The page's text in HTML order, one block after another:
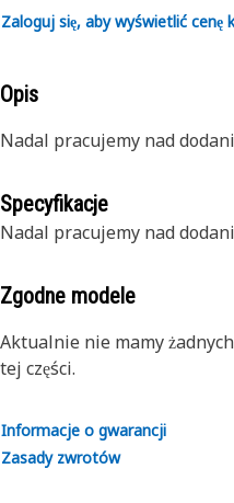
Zaloguj się, aby wyświetlić cenę
Opis
Nadal pracujemy nad
Specyfikacje
Nadal pracujemy nad
Zgodne modele
Aktualnie nie mamy
tej części.
Informacje o gwarancji
Zasady zwrotów